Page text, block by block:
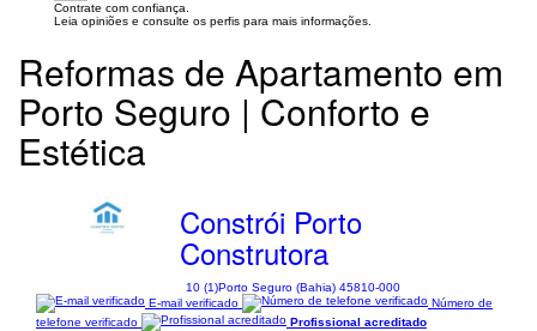
Contrate com confiança.
Leia opiniões e consulte os perfis para mais informações.
Reformas de Apartamento em
Porto Seguro | Conforto e
Estética
Constrói Porto
Construtora
10 (1)Porto Seguro (Bahia) 45810-000
E-mail verificado
Número de
telefone verificado
Profissional acreditado